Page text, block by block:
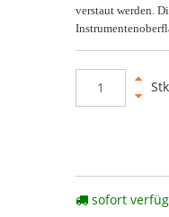
verstaut werden.
sofort